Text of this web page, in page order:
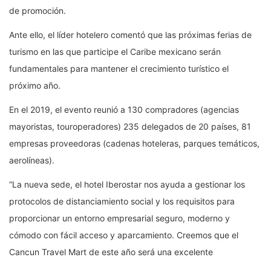
de promoción.
Ante ello, el líder hotelero comentó que las próximas ferias de
turismo en las que participe el Caribe mexicano serán
fundamentales para mantener el crecimiento turístico el
próximo año.
En el 2019, el evento reunió a 130 compradores (agencias
mayoristas, touroperadores) 235 delegados de 20 países, 81
empresas proveedoras (cadenas hoteleras, parques temáticos,
aerolíneas).
“La nueva sede, el hotel Iberostar nos ayuda a gestionar los
protocolos de distanciamiento social y los requisitos para
proporcionar un entorno empresarial seguro, moderno y
cómodo con fácil acceso y aparcamiento. Creemos que el
Cancun Travel Mart de este año será una excelente